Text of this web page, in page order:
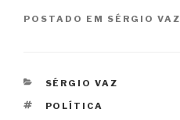
POSTADO EM SÉRGIO VAZ
CATEGORIAS
SÉRGIO VAZ
TAGS
POLÍTICA